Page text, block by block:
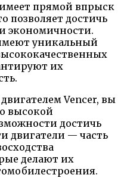
прямой впрыск
позволяет достичь
экономичности.
уникальный
их
Vencer, вы
высокой
достичь
двигатели — часть
делают их